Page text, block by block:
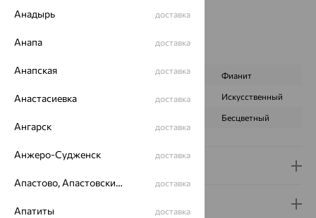
Наименование цвета вставки:
Красный
Серьги Вид:
ВИД КАМНЯ Гранат Фианит
ПРОИСХОЖДЕНИЕ Натуральный Искусственный
Бесцветный
Анадырь доставка
Анапа доставка
Анапская доставка
Анастасиевка доставка
Ангарск доставка
Анжеро-Судженск доставка
Апастово, Апастовский район доставка
Апатиты доставка